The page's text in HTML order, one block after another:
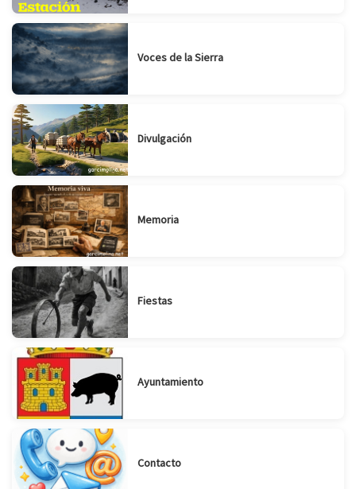
Voces de la Sierra
Divulgación
Memoria
Fiestas
Ayuntamiento
Contacto
Suscribirse